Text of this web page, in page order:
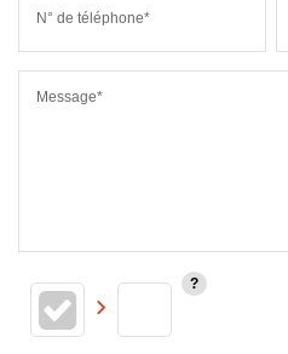
N° de téléphone*
Message*